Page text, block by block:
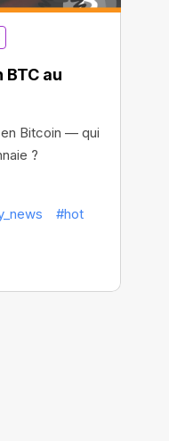
au
Bitcoin — qui
?
#hot